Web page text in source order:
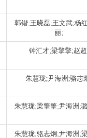
韩锴;王晓磊;王文武;杨
丽;
钟汇才;梁擎擎;赵
朱慧珑;尹海洲;骆志
朱慧珑;梁擎擎;尹海洲;
朱慧珑;骆志炯;尹海洲;